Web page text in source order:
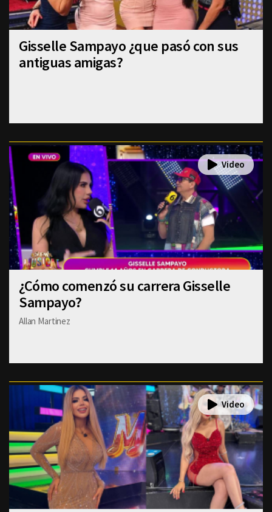
Gisselle Sampayo ¿que pasó con sus
antiguas amigas?
¿Cómo comenzó su carrera Gisselle
Sampayo?
Allan Martinez